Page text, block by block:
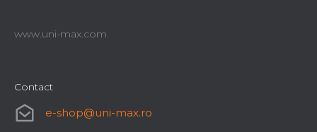
www.uni-max.com
Contact
e-shop@uni-max.ro